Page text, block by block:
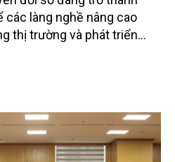
gắn với ứng dụng khoa
đổi số đang trở thành
làng nghề nâng cao
Lãng, xã Phù Lãng, tỉnh
và cơ sở sản xuất đã
đầu tư công nghệ, xây
tảng giá trị truyền thống.